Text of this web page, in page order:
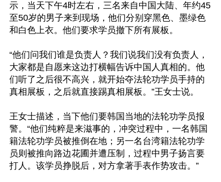
示，当天下午4时左右，三名来自中国大陆、年约45
至50岁的男子来到现场，他们分别穿黑色、墨绿色
和白色上衣。他们要求学员撤下所有展板。
“他们问我们谁是负责人？我们说我们没有负责人，
大家都是自愿来这边打横幅告诉中国人真相的。他
们听了之后很不高兴，就开始夺法轮功学员手持的
真相展板，之后就直接踢真相展板。”王女士说。
王女士描述，当下他们要韩国当地的法轮功学员报
警。“他们纯粹是来滋事的，冲突过程中，一名韩国
籍法轮功学员被推倒在地；另一名台湾籍法轮功学
员则被推向路边花圃并遭压制，过程中男子扬言要
打人。该学员挣脱后，对方拿著手表作势攻击。”